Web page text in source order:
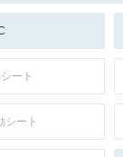
ート
シート